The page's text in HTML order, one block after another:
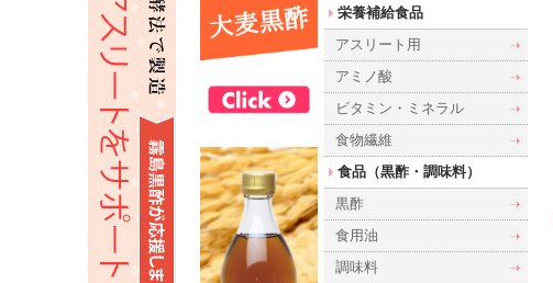
栄養補給食品
アスリート用
アミノ酸
ビタミン・ミネラル
食物繊維
食品（黒酢・調味料）
黒酢
食用油
調味料